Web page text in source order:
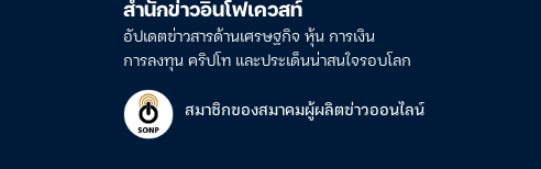
สำนักข่าวอินโฟเควสท์
อัปเดตข่าวสารด้านเศรษฐกิจ หุ้น การเงิน
การลงทุน คริปโท และประเด็นน่าสนใจรอบโลก
สมาชิกของสมาคมผู้ผลิตข่าวออนไลน์